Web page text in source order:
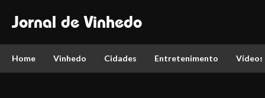
Jornal de Vinhedo
Home Vinhedo Cidades Entretenimento Vídeos